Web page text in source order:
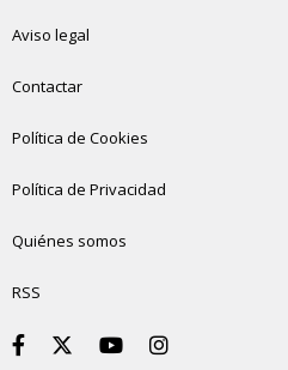
Aviso legal
Contactar
Política de Cookies
Política de Privacidad
Quiénes somos
RSS